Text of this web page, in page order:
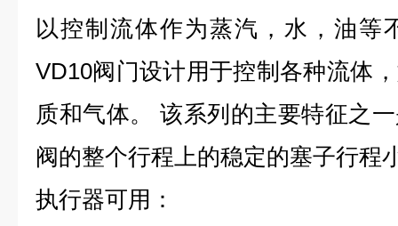
以控制流体作为蒸汽，水，油等
VD10阀门设计用于控制各种流体
质和气体。 该系列的主要特征之
阀的整个行程上的稳定的塞子行程
执行器可用：